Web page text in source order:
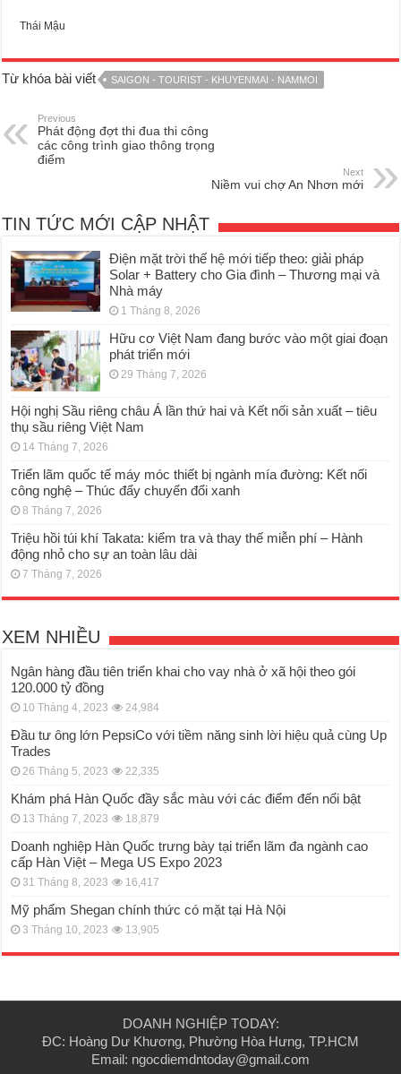
Thái Mậu
Từ khóa bài viết SAIGON - TOURIST - KHUYENMAI - NAMMOI
Previous
Phát động đợt thi đua thi công
các công trình giao thông trọng
điểm
Next
Niềm vui chợ An Nhơn mới
TIN TỨC MỚI CẬP NHẬT
Điện mặt trời thế hệ mới tiếp theo: giải pháp
Solar + Battery cho Gia đình – Thương mại và
Nhà máy
1 Tháng 8, 2026
Hữu cơ Việt Nam đang bước vào một giai đoạn
phát triển mới
29 Tháng 7, 2026
Hội nghị Sầu riêng châu Á lần thứ hai và Kết nối sản xuất – tiêu
thụ sầu riêng Việt Nam
14 Tháng 7, 2026
Triển lãm quốc tế máy móc thiết bị ngành mía đường: Kết nối
công nghệ – Thúc đẩy chuyển đổi xanh
8 Tháng 7, 2026
Triệu hồi túi khí Takata: kiểm tra và thay thế miễn phí – Hành
động nhỏ cho sự an toàn lâu dài
7 Tháng 7, 2026
XEM NHIỀU
Ngân hàng đầu tiên triển khai cho vay nhà ở xã hội theo gói
120.000 tỷ đồng
10 Tháng 4, 2023 24,984
Đầu tư ông lớn PepsiCo với tiềm năng sinh lời hiệu quả cùng Up
Trades
26 Tháng 5, 2023 22,335
Khám phá Hàn Quốc đầy sắc màu với các điểm đến nổi bật
13 Tháng 7, 2023 18,879
Doanh nghiệp Hàn Quốc trưng bày tại triển lãm đa ngành cao
cấp Hàn Việt – Mega US Expo 2023
31 Tháng 8, 2023 16,417
Mỹ phẩm Shegan chính thức có mặt tại Hà Nội
3 Tháng 10, 2023 13,905
DOANH NGHIỆP TODAY:
ĐC: Hoàng Dư Khương, Phường Hòa Hưng, TP.HCM
Email: ngocdiemdntoday@gmail.com